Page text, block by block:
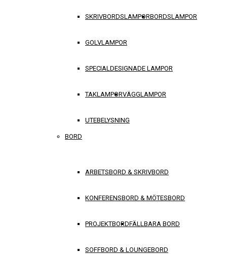
SKRIVBORDSLAMPORBORDSLAMPOR
GOLVLAMPOR
SPECIALDESIGNADE LAMPOR
TAKLAMPORVÄGGLAMPOR
UTEBELYSNING
BORD
ARBETSBORD & SKRIVBORD
KONFERENSBORD & MÖTESBORD
PROJEKTBORDFÄLLBARA BORD
SOFFBORD & LOUNGEBORD